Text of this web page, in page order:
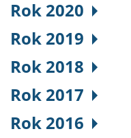
Rok 2020
Rok 2019
Rok 2018
Rok 2017
Rok 2016